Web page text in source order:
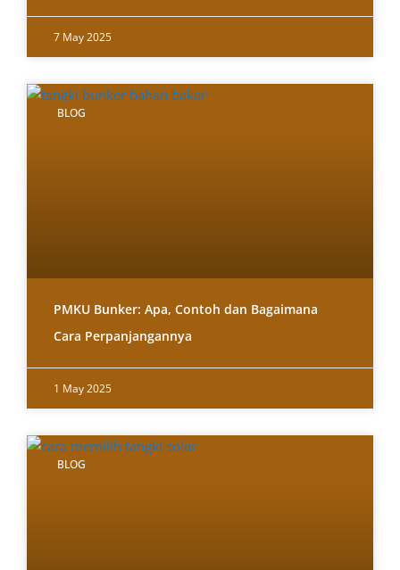
7 May 2025
BLOG
PMKU Bunker: Apa, Contoh dan Bagaimana
Cara Perpanjangannya
1 May 2025
BLOG